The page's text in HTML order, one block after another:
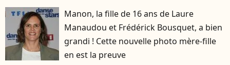
Manon, la fille de 16 ans de Laure
Manaudou et Frédérick Bousquet, a bien
grandi ! Cette nouvelle photo mère-fille
en est la preuve